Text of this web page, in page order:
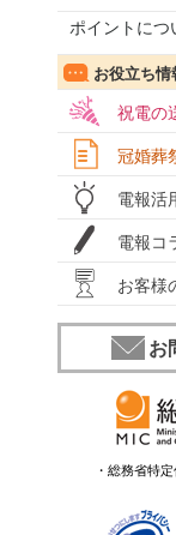
ポイントにつ
お役立ち情
祝電の
冠婚葬
電報活
電報コ
お客様
お
・総務省特